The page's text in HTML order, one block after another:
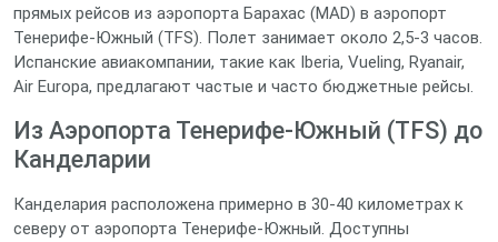
прямых рейсов из аэропорта Барахас (MAD) в аэропорт
Тенерифе-Южный (TFS). Полет занимает около 2,5-3 часов.
Испанские авиакомпании, такие как Iberia, Vueling, Ryanair,
Air Europa, предлагают частые и часто бюджетные рейсы.
Из Аэропорта Тенерифе-Южный (TFS) до
Канделарии
Канделария расположена примерно в 30-40 километрах к
северу от аэропорта Тенерифе-Южный. Доступны